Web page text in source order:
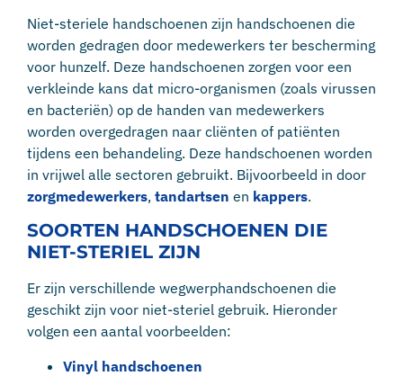
Niet-steriele handschoenen zijn handschoenen die
worden gedragen door medewerkers ter bescherming
voor hunzelf. Deze handschoenen zorgen voor een
verkleinde kans dat micro-organismen (zoals virussen
en bacteriën) op de handen van medewerkers
worden overgedragen naar cliënten of patiënten
tijdens een behandeling. Deze handschoenen worden
in vrijwel alle sectoren gebruikt. Bijvoorbeeld in door
zorgmedewerkers, tandartsen en kappers.
SOORTEN HANDSCHOENEN DIE
NIET-STERIEL ZIJN
Er zijn verschillende wegwerphandschoenen die
geschikt zijn voor niet-steriel gebruik. Hieronder
volgen een aantal voorbeelden:
Vinyl handschoenen